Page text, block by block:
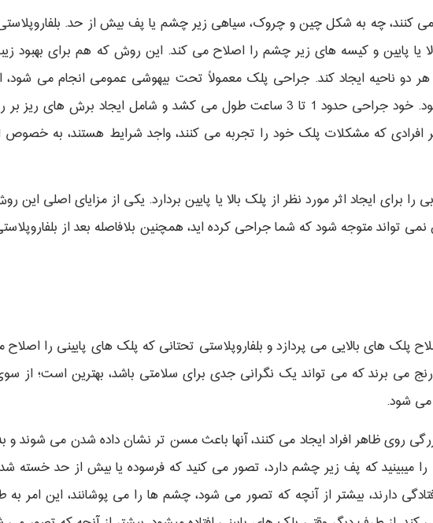
می کنند، چه به شکل چین و چروک، سیاهی زیر چشم یا پف بیش از حد.
یا پایین و کیسه های زیر چشم را اصلاح می کند. این روش که هم برای بهبود
دو ناحیه ایجاد کند. جراحی پلک معمولاً تحت بیهوشی عمومی انجام می شود،
ترجیحات بیمار، ممکن است از بی حسی موضعی استفاده شود. خود جراحی حدود 1 تا 3 ساعت طول می کشد و شامل
افرادی که مشکلات پلک خود را تجربه می کنند، واجد شرایط هستند، به
ایجاد اثر مورد نظر از پلک بالا یا پایین بردارد. یکی از مزایای اصلی
تواند متوجه شود که شما جراحی کرده اید، همچنین بلافاصله بعد از
پلک های بالایی می پردازد و بلفاروپلاستی تحتانی که پلک های پایینی را
رنج می برند که می تواند یک نگرانی جدی برای سلامتی باشد، بهترین است؛ از
می شود.
روی ظاهر افراد ایجاد می کنند، آنها باعث مسن تر نشان داده شدن می شوند و
میبینید که پف زیر چشم دارد، تصور می کنید که فرسوده یا بیش از حد خسته
دارند، بیشتر از آنچه که تصور می شود، چشم ها را می پوشانند، این امر به